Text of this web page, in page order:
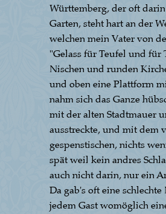
Württemberg, der oft
Garten, steht hart an der
welchen mein Vater von
"Gelass für Teufel und für
Nischen und runden
und oben eine Plattform
nahm sich das Ganze
mit der alten Stadtmauer
ausstreckte, und mit dem
gespenstischen, nichts
spät weil kein andres
auch nicht darin, nur ein
Da gab's oft eine
jedem Gast womöglich